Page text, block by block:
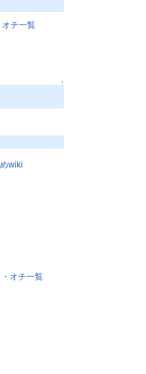
オチ一覧
↑
wiki
オチ一覧